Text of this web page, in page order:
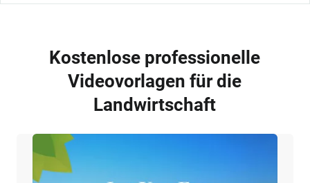
Kostenlose professionelle
Videovorlagen für die
Landwirtschaft